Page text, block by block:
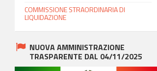
COMMISSIONE STRAORDINARIA DI
LIQUIDAZIONE
NUOVA AMMINISTRAZIONE
TRASPARENTE DAL 04/11/2025